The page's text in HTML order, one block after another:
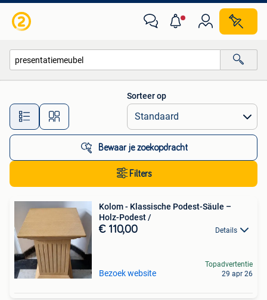
Alle afstanden…
Sorteer op
Bewaar je zoekopdracht
Filters
Kolom - Klassische Podest-Säule –
Holz-Podest /
€ 110,00 Details
Bezoek website
Topadvertentie
29 apr 26